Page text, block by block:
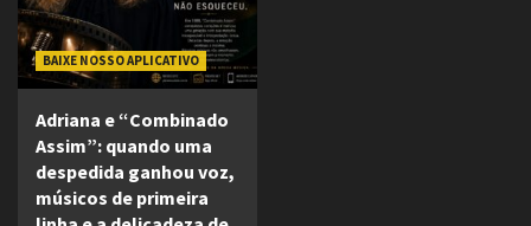
BAIXE NOSSO APLICATIVO
Adriana e “Combinado
Assim”: quando uma
despedida ganhou voz,
músicos de primeira